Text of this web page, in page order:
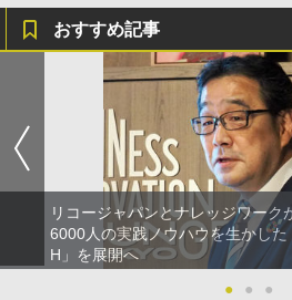
おすすめ記事
リコージャパンとナレッジワーク
6000人の実践ノウハウを生かし
H」を展開へ
●
● ●